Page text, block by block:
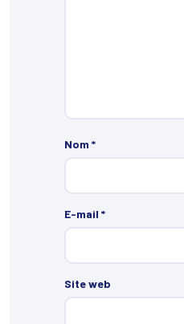
Nom *
E-mail *
Site web